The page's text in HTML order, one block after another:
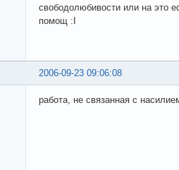
свободолюбивости или на это
помощ :I
2006-09-23 09:06:08
работа, не связанная с